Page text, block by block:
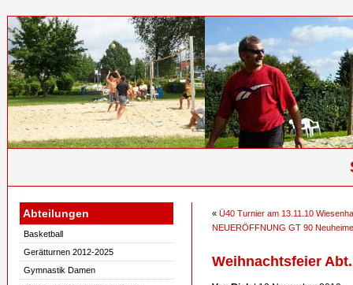
Abteilungen
Basketball
Gerätturnen 2012-2025
Gymnastik Damen
« Ü40 Turnier am 13.11.10
NEUERÖFFNUNG GT 90
Weihnachtsfeier